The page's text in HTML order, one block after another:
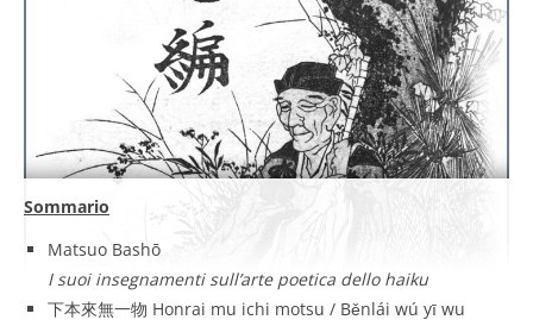
Sommario
Matsuo Bashō
I suoi insegnamenti sull’arte poetica dello haiku
下本來無一物 Honrai mu ichi motsu / Běnlái wú yī wu